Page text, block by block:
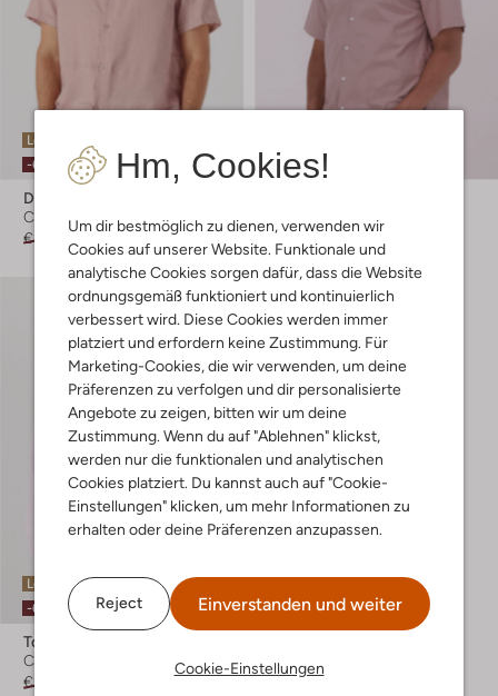
Hm, Cookies!
Um dir bestmöglich zu dienen, verwenden wir
Cookies auf unserer Website. Funktionale und
analytische Cookies sorgen dafür, dass die Website
ordnungsgemäß funktioniert und kontinuierlich
verbessert wird. Diese Cookies werden immer
platziert und erfordern keine Zustimmung. Für
Marketing-Cookies, die wir verwenden, um deine
Präferenzen zu verfolgen und dir personalisierte
Angebote zu zeigen, bitten wir um deine
Zustimmung. Wenn du auf "Ablehnen" klickst,
werden nur die funktionalen und analytischen
Cookies platziert. Du kannst auch auf "Cookie-
Einstellungen" klicken, um mehr Informationen zu
erhalten oder deine Präferenzen anzupassen.
Reject Einverstanden und weiter
Cookie-Einstellungen
Letzter Artikel
-60%
Drykorn
Casual-Hemd
€ 99,99 € 39,99
-60%
Casual-Hemd
€ 39,95 € 15,99
Letzter Artikel
-60%
Tommy Hilfiger
Casual-Hemd
€ 89,99